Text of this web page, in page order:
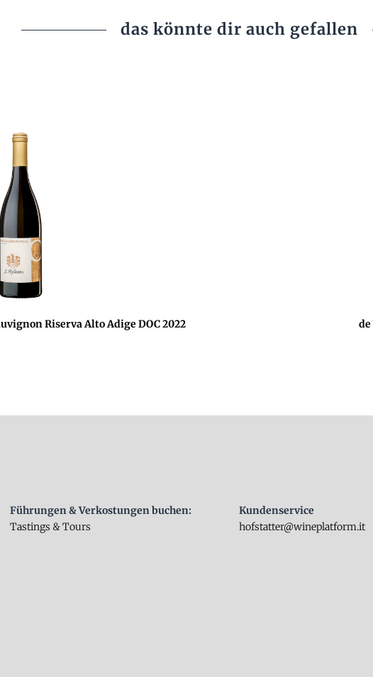
das könnte dir auch gefallen
Riserva Alto Adige DOC 2022
Führungen & Verkostungen buchen:
Tastings & Tours
Kundenservice
hofstatter@wineplatform.it